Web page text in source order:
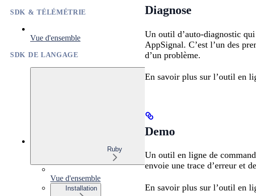
SDK & TÉLÉMÉTRIE
Vue d'ensemble
SDK DE LANGAGE
Ruby
Vue d'ensemble
Installation
Diagnose
Un outil d’auto-diagnostic
AppSignal. C’est l’un des
d’un problème.
En savoir plus sur l’outil en
Demo
Un outil en ligne de
envoie une trace d’erreur et
En savoir plus sur l’outil en